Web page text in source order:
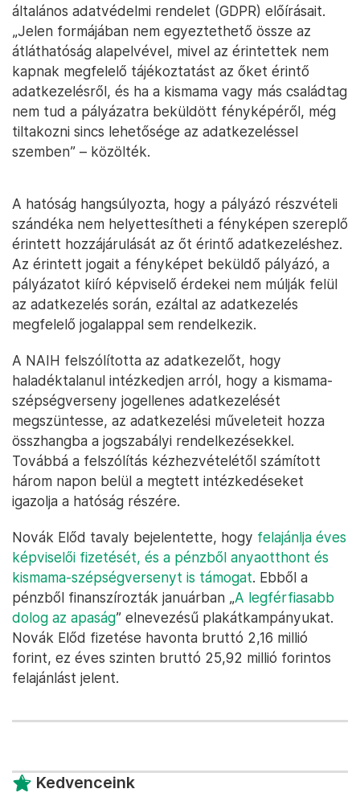
általános adatvédelmi rendelet (GDPR) előírásait.
„Jelen formájában nem egyeztethető össze az
átláthatóság alapelvével, mivel az érintettek nem
kapnak megfelelő tájékoztatást az őket érintő
adatkezelésről, és ha a kismama vagy más családtag
nem tud a pályázatra beküldött fényképéről, még
tiltakozni sincs lehetősége az adatkezeléssel
szemben” – közölték.
A hatóság hangsúlyozta, hogy a pályázó részvételi
szándéka nem helyettesítheti a fényképen szereplő
érintett hozzájárulását az őt érintő adatkezeléshez.
Az érintett jogait a fényképet beküldő pályázó, a
pályázatot kiíró képviselő érdekei nem múlják felül
az adatkezelés során, ezáltal az adatkezelés
megfelelő jogalappal sem rendelkezik.
A NAIH felszólította az adatkezelőt, hogy
haladéktalanul intézkedjen arról, hogy a kismama-
szépségverseny jogellenes adatkezelését
megszüntesse, az adatkezelési műveleteit hozza
összhangba a jogszabályi rendelkezésekkel.
Továbbá a felszólítás kézhezvételétől számított
három napon belül a megtett intézkedéseket
igazolja a hatóság részére.
Novák Előd tavaly bejelentette, hogy felajánlja éves
képviselői fizetését, és a pénzből anyaotthont és
kismama-szépségversenyt is támogat. Ebből a
pénzből finanszírozták januárban „A legférfiasabb
dolog az apaság” elnevezésű plakátkampányukat.
Novák Előd fizetése havonta bruttó 2,16 millió
forint, ez éves szinten bruttó 25,92 millió forintos
felajánlást jelent.
Kedvenceink